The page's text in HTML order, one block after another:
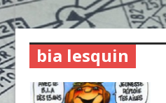
bia lesquin